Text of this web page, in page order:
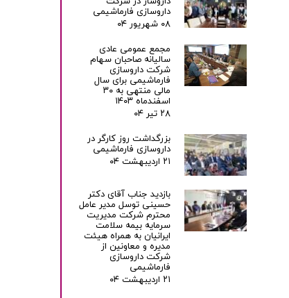
داروسازی فارماشیمی
۰۸ شهریور ۰۴
مجمع عمومی عادی
سالیانه صاحبان سهام
شرکت داروسازی
فارماشیمی برای سال
مالی منتهی به ۳۰
اسفندماه ۱۴۰۳
۲۸ تیر ۰۴
بزرگداشت روز کارگر در
داروسازی فارماشیمی
۲۱ اردیبهشت ۰۴
بازدید جناب آقای دکتر
حسینی توسل مدیر عامل
محترم شرکت مدیریت
سرمایه بیمه سلامت
ایرانیان به همراه هیئت
مدیره و معاونین از
شرکت داروسازی
فارماشیمی
۲۱ اردیبهشت ۰۴